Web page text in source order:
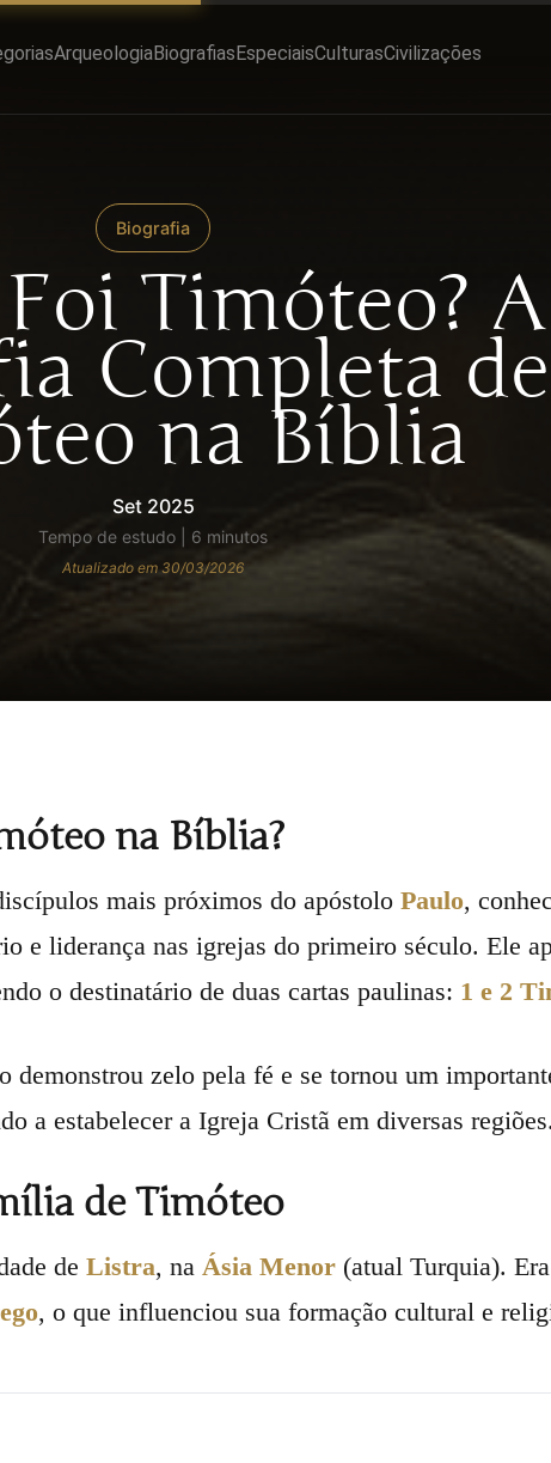
ArqueologiaBiografiasEspeciaisCulturasCivilizações
Biografia
Timóteo? A
Completa de
na Bíblia
Set 2025
Tempo de estudo | 6 minutos
Atualizado em 30/03/2026
na Bíblia?
mais próximos do apóstolo Paulo,
e liderança nas igrejas do primeiro século. Ele
o destinatário de duas cartas paulinas: 1 e 2
demonstrou zelo pela fé e se tornou um
a estabelecer a Igreja Cristã em diversas regiões.
de Timóteo
de Listra, na Ásia Menor (atual Turquia).
, o que influenciou sua formação cultural e